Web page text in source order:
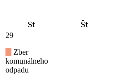
St Št
29
Zber
komunálneho
odpadu